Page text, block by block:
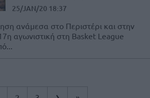
25/JAN/20 18:37
ανάμεσα στο Περιστέρι και στην
αγωνιστική στη Basket League